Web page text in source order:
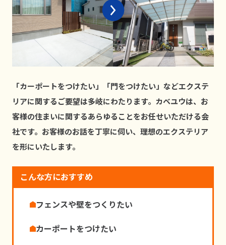
「カーポートをつけたい」「⾨をつけたい」などエクステ
リアに関するご要望は多岐にわたります。カベユウは、お
客様の住まいに関するあらゆることをお任せいただける会
社です。お客様のお話を丁寧に伺い、理想のエクステリア
を形にいたします。
こんな方におすすめ
フェンスや壁をつくりたい
カーポートをつけたい